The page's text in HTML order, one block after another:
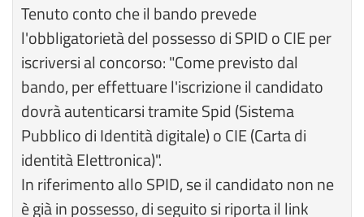
Tenuto conto che il bando prevede
l'obbligatorietà del possesso di SPID o CIE per
iscriversi al concorso: "Come previsto dal
bando, per effettuare l'iscrizione il candidato
dovrà autenticarsi tramite Spid (Sistema
Pubblico di Identità digitale) o CIE (Carta di
identità Elettronica)".
In riferimento allo SPID, se il candidato non ne
è già in possesso, di seguito si riporta il link